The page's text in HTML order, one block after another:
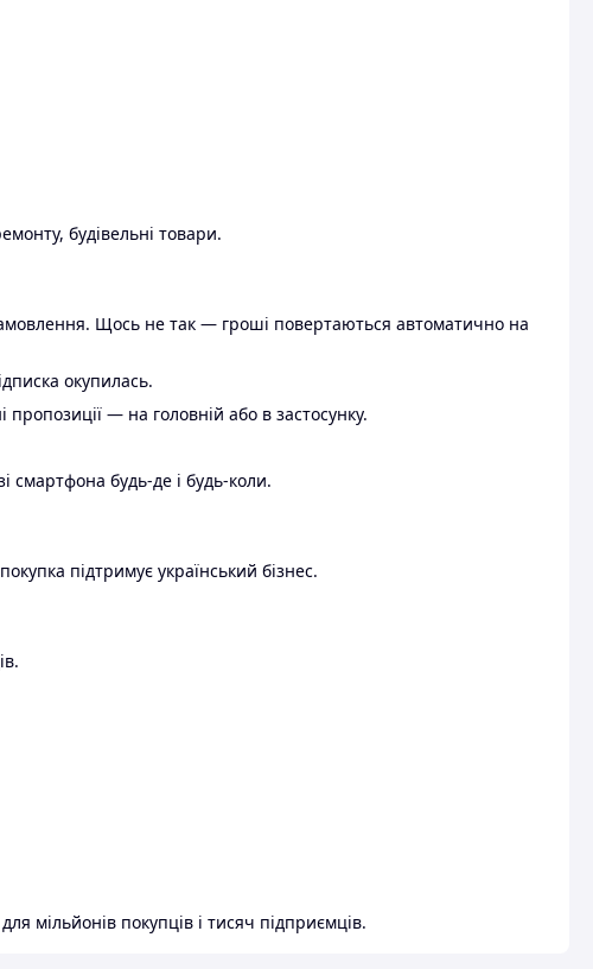
будівельні товари.
Щось не так — гроші повертаються автоматично на
окупилась.
— на головній або в застосунку.
смартфона будь-де і будь-коли.
підтримує український бізнес.
мільйонів покупців і тисяч підприємців.